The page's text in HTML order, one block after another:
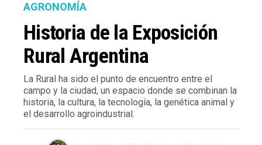
AGRONOMÍA
Historia de la Exposición
Rural Argentina
La Rural ha sido el punto de encuentro entre el
campo y la ciudad, un espacio donde se combinan la
historia, la cultura, la tecnología, la genética animal y
el desarrollo agroindustrial.